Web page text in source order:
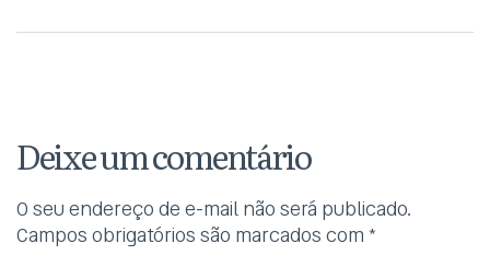
Deixe um comentário
O seu endereço de e-mail não será publicado.
Campos obrigatórios são marcados com *